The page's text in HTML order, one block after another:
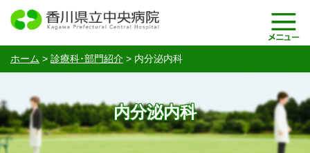
ホーム > 診療科･部門紹介 > 内分泌内科
内分泌内科